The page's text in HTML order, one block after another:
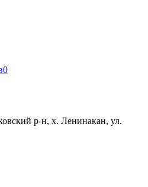
0
р-н, х. Ленинакан, ул.